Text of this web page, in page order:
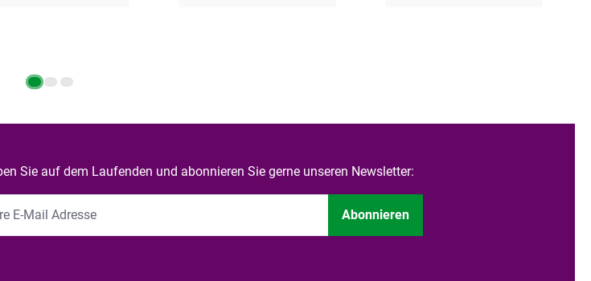
Sie auf dem Laufenden und abonnieren Sie gerne unseren Newsletter:
Abonnieren